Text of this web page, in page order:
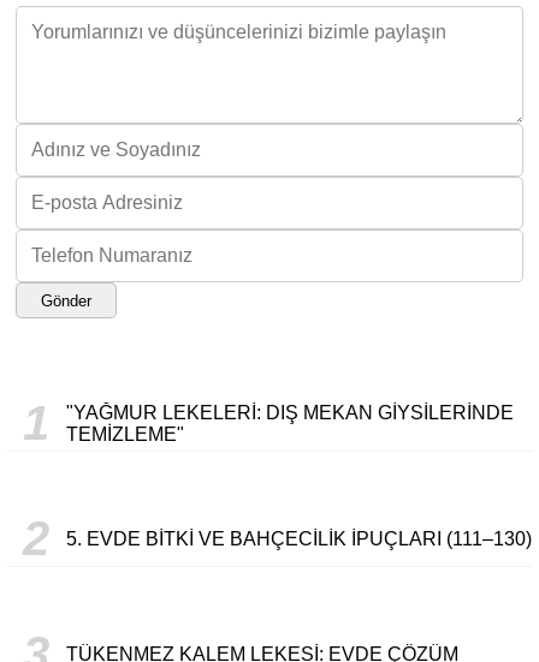
Gönder
1
"YAĞMUR LEKELERI: DIŞ MEKAN GIYSILERINDE
TEMIZLEME"
2 5. EVDE BITKI VE BAHÇECILIK İPUÇLARI (111–130)
TÜKENMEZ KALEM LEKESI: EVDE ÇÖZÜM